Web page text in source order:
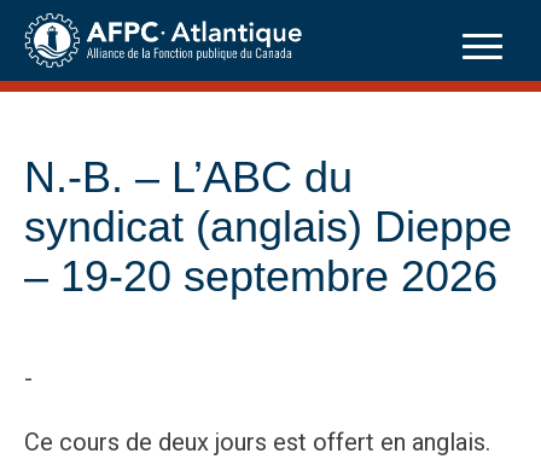
Skip
content
N.-B. – L’ABC du
syndicat (anglais) Dieppe
– 19-20 septembre 2026
-
Ce cours de deux jours est offert en anglais.